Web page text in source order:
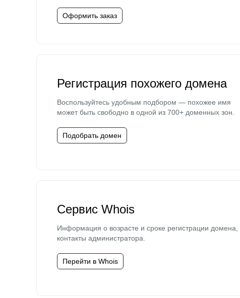
Оформить заказ
Регистрация похожего домена
Воспользуйтесь удобным подбором — похожее имя
может быть свободно в одной из 700+ доменных зон.
Подобрать домен
Сервис Whois
Информация о возрасте и сроке регистрации домена,
контакты администратора.
Перейти в Whois